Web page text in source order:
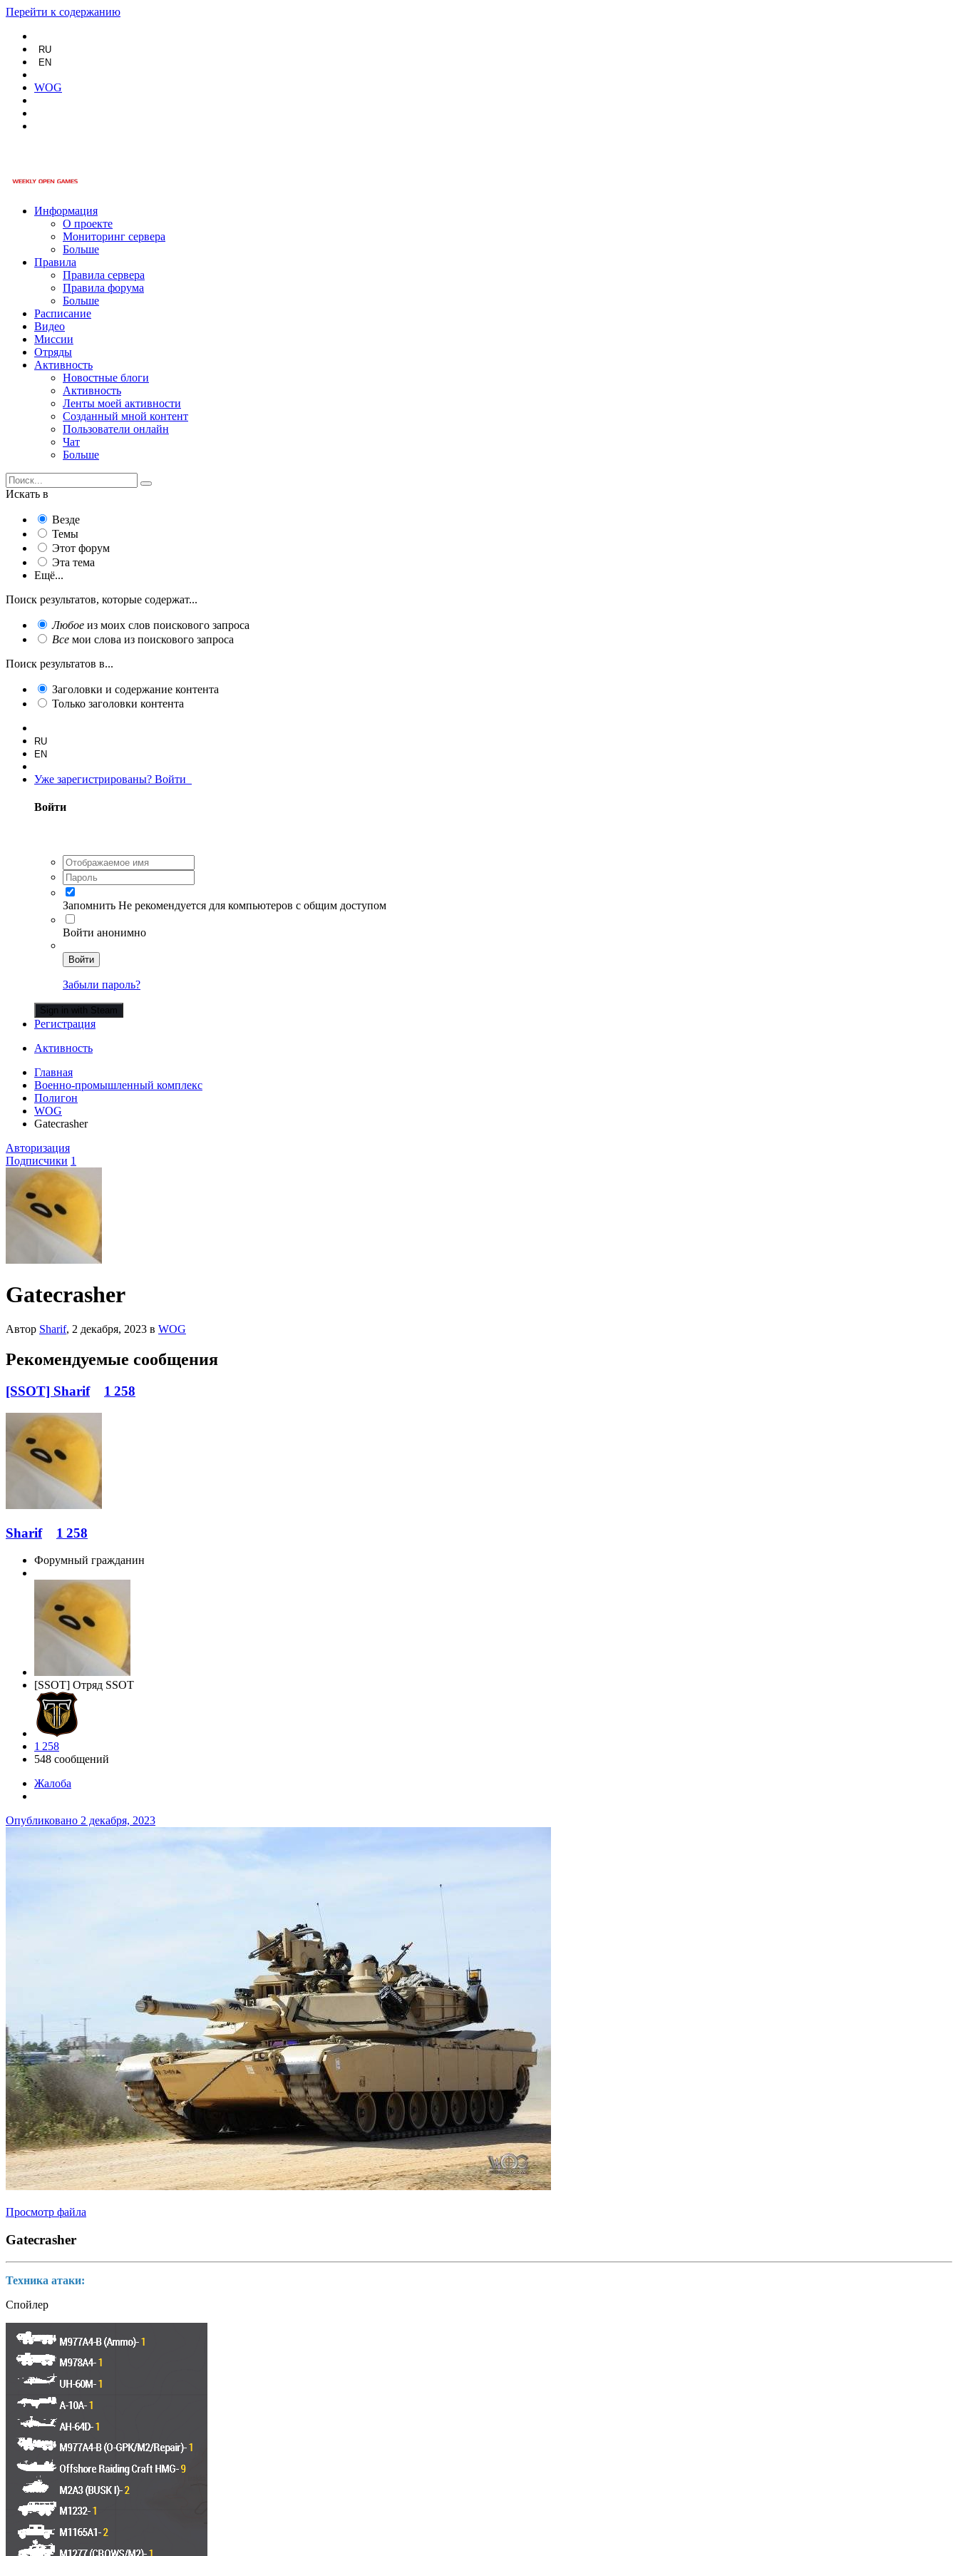
Перейти к содержанию
RU
EN
WOG
Информация
О проекте
Мониторинг сервера
Больше
Правила
Правила сервера
Правила форума
Больше
Расписание
Видео
Миссии
Отряды
Активность
Новостные блоги
Активность
Ленты моей активности
Созданный мной контент
Пользователи онлайн
Чат
Больше
Искать в
Везде
Темы
Этот форум
Эта тема
Ещё...
Поиск результатов, которые содержат...
Любое из моих слов поискового запроса
Все мои слова из поискового запроса
Поиск результатов в...
Заголовки и содержание контента
Только заголовки контента
RU
EN
Уже зарегистрированы? Войти
Войти
Запомнить Не рекомендуется для компьютеров с общим доступом
Войти анонимно
Войти
Забыли пароль?
Sign in with Steam
Регистрация
Активность
Главная
Военно-промышленный комплекс
Полигон
WOG
Gatecrasher
Авторизация
Подписчики 1
Gatecrasher
Автор Sharif, 2 декабря, 2023 в WOG
Рекомендуемые сообщения
[SSOT] Sharif 1 258
Sharif 1 258
Форумный гражданин
[SSOT] Отряд SSOT
1 258
548 сообщений
Жалоба
Опубликовано 2 декабря, 2023
Просмотр файла
Gatecrasher
Техника атаки:
Спойлер